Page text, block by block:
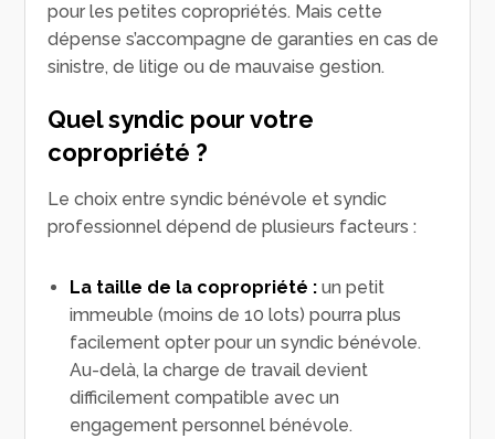
pour les petites copropriétés. Mais cette
dépense s’accompagne de garanties en cas de
sinistre, de litige ou de mauvaise gestion.
Quel syndic pour votre
copropriété ?
Le choix entre syndic bénévole et syndic
professionnel dépend de plusieurs facteurs :
La taille de la copropriété : un petit
immeuble (moins de 10 lots) pourra plus
facilement opter pour un syndic bénévole.
Au-delà, la charge de travail devient
difficilement compatible avec un
engagement personnel bénévole.